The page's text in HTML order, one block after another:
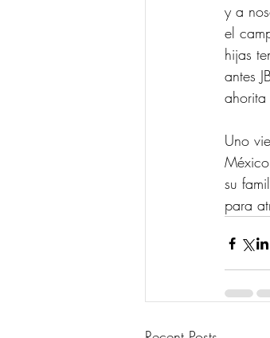
y a
el
hijas
antes
Uno
su
para